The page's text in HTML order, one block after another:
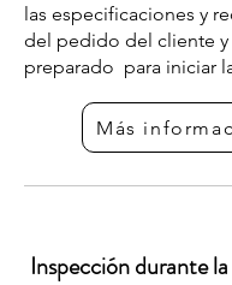
las especificaciones y
del pedido del cliente y
preparado para iniciar
Más
Inspección durante